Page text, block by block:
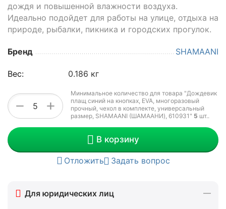
дождя и повышенной влажности воздуха.
Идеально подойдет для работы на улице, отдыха на
природе, рыбалки, пикника и городских прогулок.
Бренд SHAMAANI
Вес: 0.186 кг
+
−
Минимальное количество для товара "Дождевик
плащ синий на кнопках, EVA, многоразовый
прочный, чехол в комплекте, универсальный
размер, SHAMAANI (ШАМААНИ), 610931" 5 шт..
В корзину
Отложить Задать вопрос
Для юридических лиц